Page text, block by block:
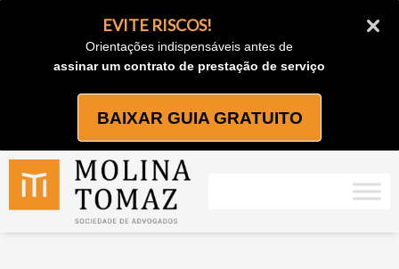
EVITE RISCOS!
Orientações indispensáveis antes de
assinar um contrato de prestação de serviço
BAIXAR GUIA GRATUITO